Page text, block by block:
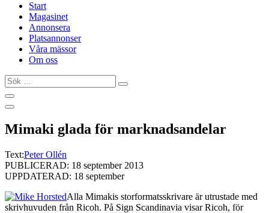
Start
Magasinet
Annonsera
Platsannonser
Våra mässor
Om oss
Sök
…
Mimaki glada för marknadsandelar
Text:Peter Ollén
PUBLICERAD: 18 september 2013
UPPDATERAD: 18 september
Alla Mimakis storformatsskrivare är utrustade med
skrivhuvuden från Ricoh. På Sign Scandinavia visar Ricoh, för